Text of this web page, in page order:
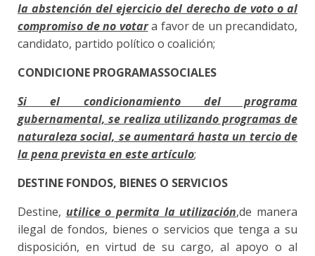
la abstención del ejercicio del derecho de voto o al
compromiso de no votara favor de un precandidato,
candidato, partido político o coalición;
CONDICIONE PROGRAMASSOCIALES
Si el condicionamiento del programa
gubernamental, se realiza utilizando programas de
naturaleza social, se aumentará hasta un tercio de
la pena prevista en este artículo;
DESTINE FONDOS, BIENES O SERVICIOS
Destine, utilice o permita la utilización,de manera
ilegal de fondos, bienes o servicios que tenga a su
disposición, en virtud de su cargo, al apoyo o al